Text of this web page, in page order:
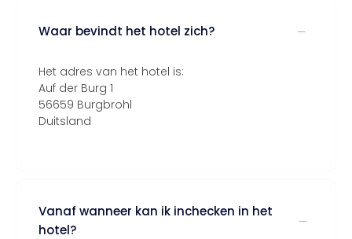
Waar bevindt het hotel zich?
Het adres van het hotel is:
Auf der Burg 1
56659 Burgbrohl
Duitsland
Vanaf wanneer kan ik inchecken in het
hotel?